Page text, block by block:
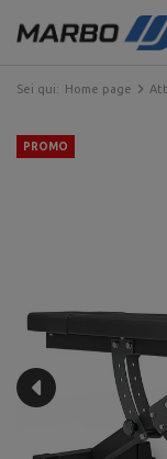
Sei qui: Home page
PROMO